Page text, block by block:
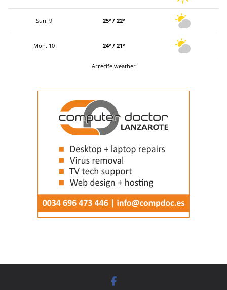
Sun. 9 25º / 22º
Mon. 10 24º / 21º
Arrecife weather